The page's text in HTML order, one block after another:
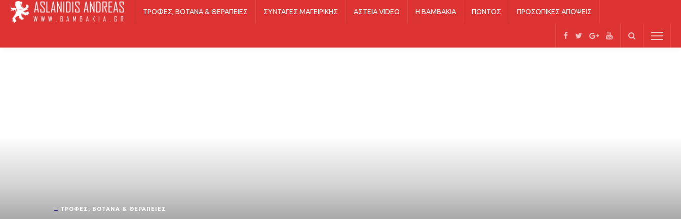
ΤΡΟΦΈΣ, ΒΌΤΑΝΑ & ΘΕΡΑΠΕΊΕΣ ΣΥΝΤΑΓΈΣ ΜΑΓΕΙΡΙΚΉΣ ΑΣΤΕΊΑ VIDEO Η ΒΑΜΒΑΚΙΆ ΠΌΝΤΟΣ ΠΡΟΣΩΠΙΚΈΣ ΑΠΌΨΕΙΣ
ΤΡΟΦΈΣ, ΒΌΤΑΝΑ & ΘΕΡΑΠΕΊΕΣ